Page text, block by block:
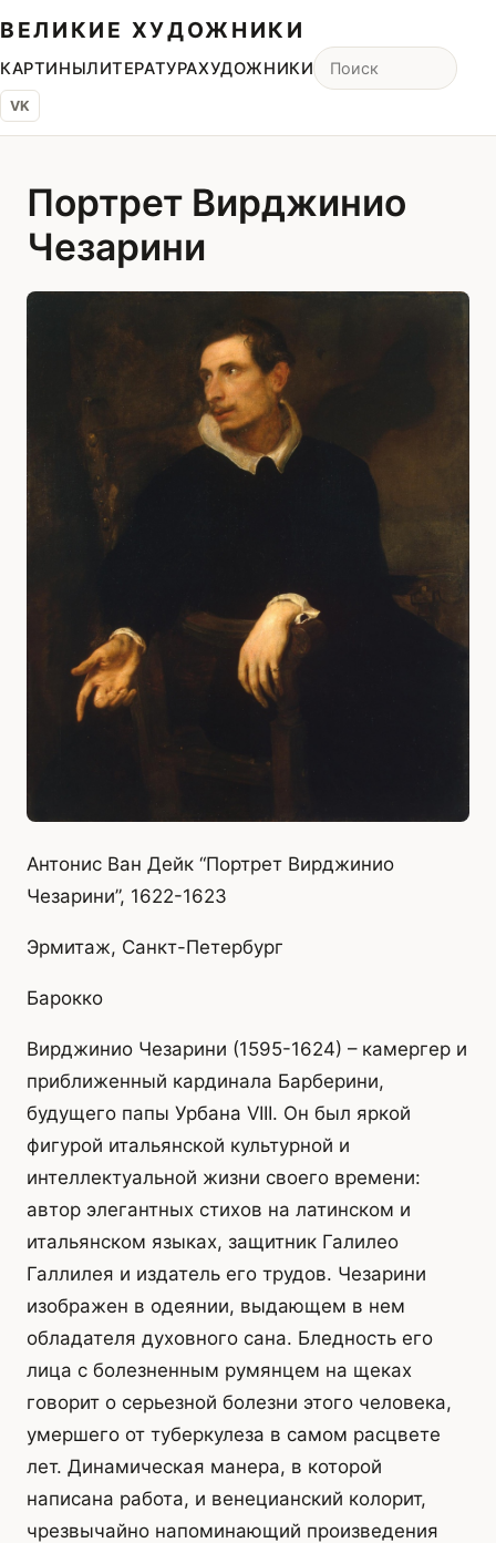
ВЕЛИКИЕ ХУДОЖНИКИ
КАРТИНЫЛИТЕРАТУРАХУДОЖНИКИ
VK
Портрет Вирджинио
Чезарини
Антонис Ван Дейк “Портрет Вирджинио
Чезарини”, 1622-1623
Эрмитаж, Санкт-Петербург
Барокко
Вирджинио Чезарини (1595-1624) – камергер и
приближенный кардинала Барберини,
будущего папы Урбана VIII. Он был яркой
фигурой итальянской культурной и
интеллектуальной жизни своего времени:
автор элегантных стихов на латинском и
итальянском языках, защитник Галилео
Галлилея и издатель его трудов. Чезарини
изображен в одеянии, выдающем в нем
обладателя духовного сана. Бледность его
лица с болезненным румянцем на щеках
говорит о серьезной болезни этого человека,
умершего от туберкулеза в самом расцвете
лет. Динамическая манера, в которой
написана работа, и венецианский колорит,
чрезвычайно напоминающий произведения